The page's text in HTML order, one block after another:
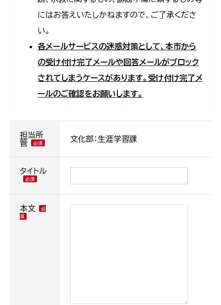
にはお答えいたしかねますので、ご了承くださ
い。
各メールサービスの迷惑対策として、本市から
の受け付け完了メールや回答メールがブロック
されてしまうケースがあります。受け付け完了メ
ールのご確認をお願いします。
担当所
管
文化部：生涯学習課
タイトル
本文